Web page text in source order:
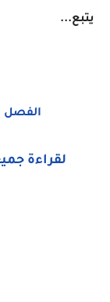
يتبع...
الفصل
لقراءة